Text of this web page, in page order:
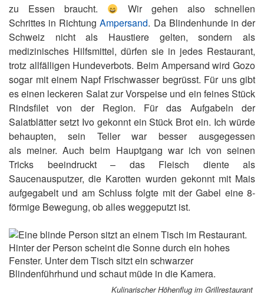
zu Essen braucht.
Wir gehen also schnellen
Schrittes in RichtungAmpersand. Da Blindenhunde in der
Schweiz nicht als Haustiere gelten, sondern als
medizinisches Hilfsmittel, dürfen sie in jedes Restaurant,
trotz allfälligen Hundeverbots. Beim Ampersand wird Gozo
sogar mit einem Napf Frischwasser begrüsst. Für uns gibt
es einen leckeren Salat zur Vorspeise und ein feines Stück
Rindsfilet von der Region. Für das Aufgabeln der
Salatblätter setzt Ivo gekonnt ein Stück Brot ein. Ich würde
behaupten, sein Teller war besser ausgegessen
als meiner. Auch beim Hauptgang war ich von seinen
Tricks beeindruckt – das Fleisch diente als
Saucenausputzer, die Karotten wurden gekonnt mit Mais
aufgegabelt und am Schluss folgte mit der Gabel eine 8-
förmige Bewegung, ob alles weggeputzt ist.
Kulinarischer Höhenflug im Grillrestaurant